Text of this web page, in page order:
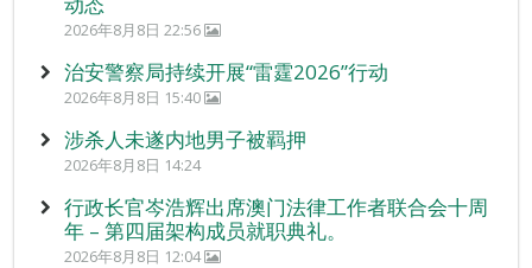
2026年8月8日 22:56
治安警察局持续开展“雷霆2026”行动
2026年8月8日 15:40
涉杀人未遂内地男子被羁押
2026年8月8日 14:24
行政长官岑浩辉出席澳门法律工作者联合会十周
年 – 第四届架构成员就职典礼。
2026年8月8日 12:04